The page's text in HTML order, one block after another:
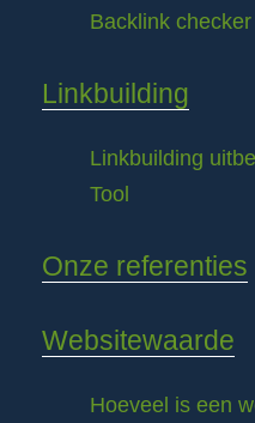
Backlink checker
Linkbuilding
Linkbuilding
Tool
Onze referenties
Websitewaarde
Hoeveel is een